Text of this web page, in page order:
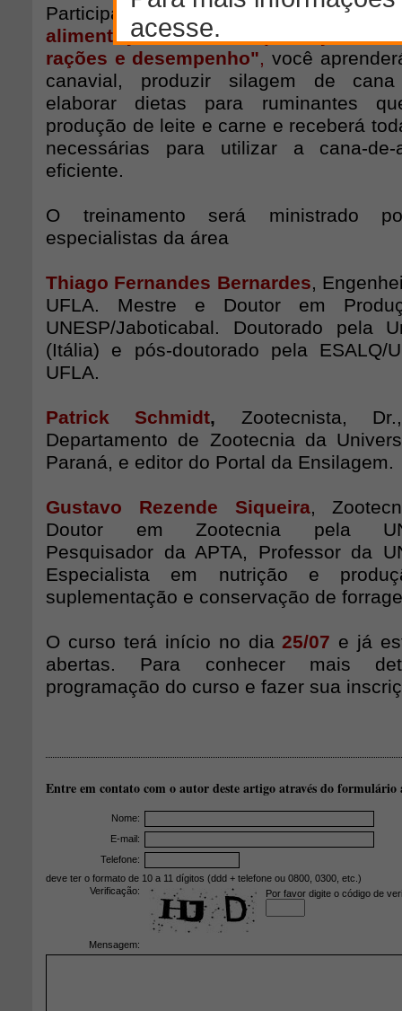
Participando do Curso Online"
alimentação animal: produção,
rações e desempenho", você
canavial, produzir silagem de
elaborar dietas para ruminantes
produção de leite e carne e receberá
necessárias para utilizar a cana-
eficiente.
O treinamento será ministrado
especialistas da área
Thiago Fernandes Bernardes,
UFLA. Mestre e Doutor em
UNESP/Jaboticabal. Doutorado pela
(Itália) e pós-doutorado pela ESALQ/
UFLA.
Patrick Schmidt, Zootecnista,
Departamento de Zootecnia da
Paraná, e editor do Portal da Ensilagem.
Gustavo Rezende Siqueira,
Doutor em Zootecnia pela
Pesquisador da APTA, Professor da
Especialista em nutrição e
suplementação e conservação de
O curso terá início no dia25/07 e já
abertas. Para conhecer mais
programação do curso e fazer sua
Entre em contato com o autor deste artigo através do formulário
Nome:
E-mail:
Telefone:
deve ter o formato de 10 a 11 dígitos (ddd + telefone ou 0800, 0300, etc.)
Verificação:
Por favor digite o código de
Mensagem: